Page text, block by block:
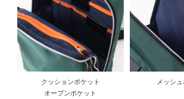
クッションポケット
オープンポケット
メッシ